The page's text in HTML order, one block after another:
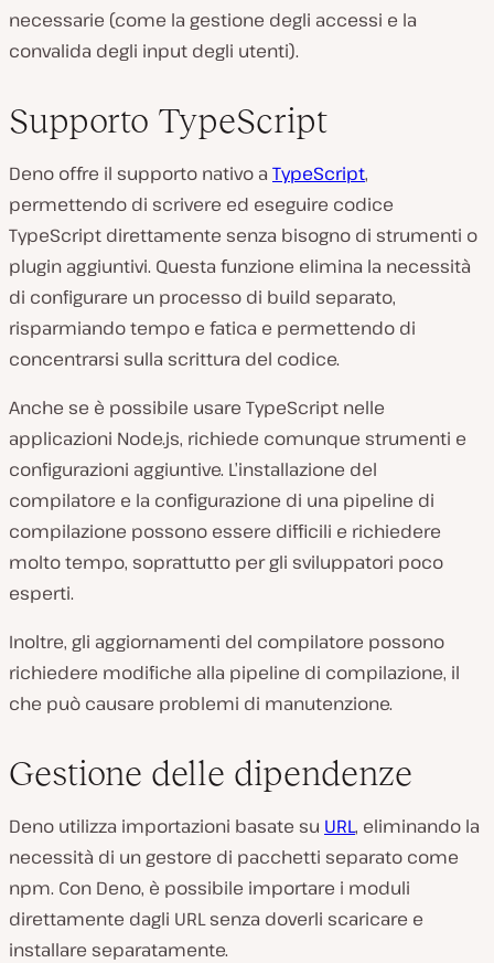
necessarie (come la gestione degli accessi e la
convalida degli input degli utenti).
Supporto TypeScript
Deno offre il supporto nativo a TypeScript,
permettendo di scrivere ed eseguire codice
TypeScript direttamente senza bisogno di strumenti o
plugin aggiuntivi. Questa funzione elimina la necessità
di configurare un processo di build separato,
risparmiando tempo e fatica e permettendo di
concentrarsi sulla scrittura del codice.
Anche se è possibile usare TypeScript nelle
applicazioni Node.js, richiede comunque strumenti e
configurazioni aggiuntive. L’installazione del
compilatore e la configurazione di una pipeline di
compilazione possono essere difficili e richiedere
molto tempo, soprattutto per gli sviluppatori poco
esperti.
Inoltre, gli aggiornamenti del compilatore possono
richiedere modifiche alla pipeline di compilazione, il
che può causare problemi di manutenzione.
Gestione delle dipendenze
Deno utilizza importazioni basate su URL, eliminando la
necessità di un gestore di pacchetti separato come
npm. Con Deno, è possibile importare i moduli
direttamente dagli URL senza doverli scaricare e
installare separatamente.